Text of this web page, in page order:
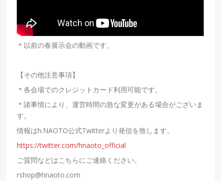
＊以前の春展示会の動画です。
【その他注意事項】
＊各会場でのクレジットカード利用可能です。
＊諸事情により、運営時間の急な変更がある場合がございま
す。
情報はh.NAOTO公式Twitterより発信を致します。
https://twitter.com/hnaoto_official
ご質問などはこちらにご連絡ください。
rshop@hnaoto.com